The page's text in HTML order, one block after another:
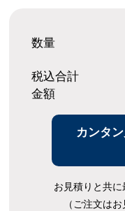
数量
税込合計
金額
カンタ
お見積りと共に
（ご注文は